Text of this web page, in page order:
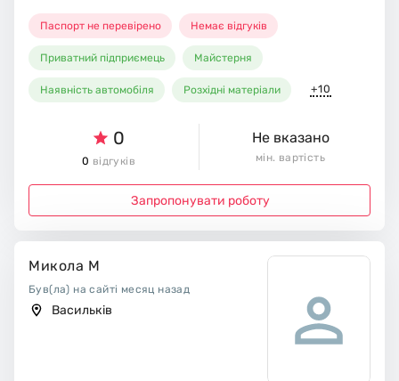
Паспорт не перевірено Немає відгуків
Приватний підприємець Майстерня
Наявність автомобіля Розхідні матеріали +10
0
0 відгуків
Не вказано
мін. вартість
Запропонувати роботу
Микола М
Був(ла) на сайті месяц назад
Васильків